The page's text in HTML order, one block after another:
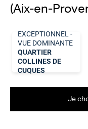
(Aix-en-
EXCEPTIONNEL -
VUE DOMINANTE
QUARTIER
COLLINES DE
CUQUES
Je